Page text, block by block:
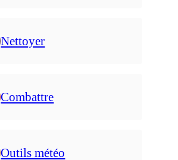
Nettoyer
Combattre
Outils météo